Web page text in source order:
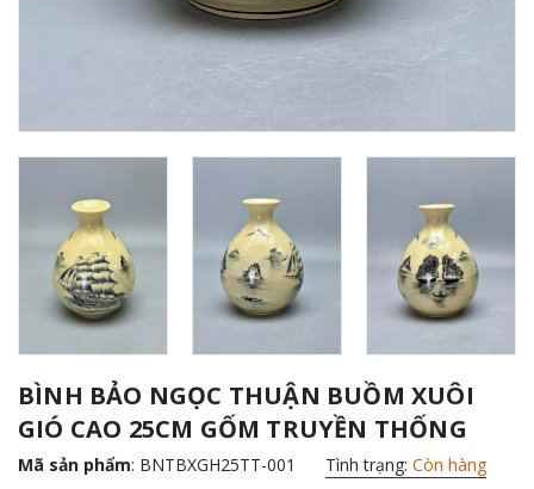
BÌNH BẢO NGỌC THUẬN BUỒM XUÔI
GIÓ CAO 25CM GỐM TRUYỀN THỐNG
Mã sản phẩm: BNTBXGH25TT-001
Tình trạng: Còn hàng